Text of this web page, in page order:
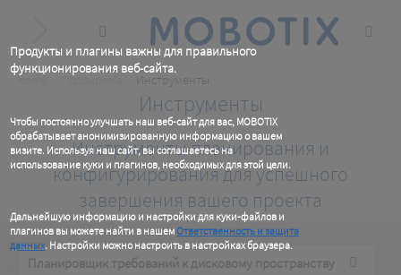
Продукты и плагины важны для правильного
функционирования веб-сайта.
Чтобы постоянно улучшать наш веб-сайт для вас, MOBOTIX
обрабатывает анонимизированную информацию о вашем
визите. Используя наш сайт, вы соглашаетесь на
использование куки и плагинов, необходимых для этой цели.
Дальнейшую информацию и настройки для куки-файлов и
плагинов вы можете найти в нашемОтветственность и защита
данных. Настройки можно настроить в настройках браузера.
content
Home Поддержка Инструменты
Инструменты
Инструменты планирования и
конфигурирования для успешного
завершения вашего проекта
Планировщик требований к дисковому пространству